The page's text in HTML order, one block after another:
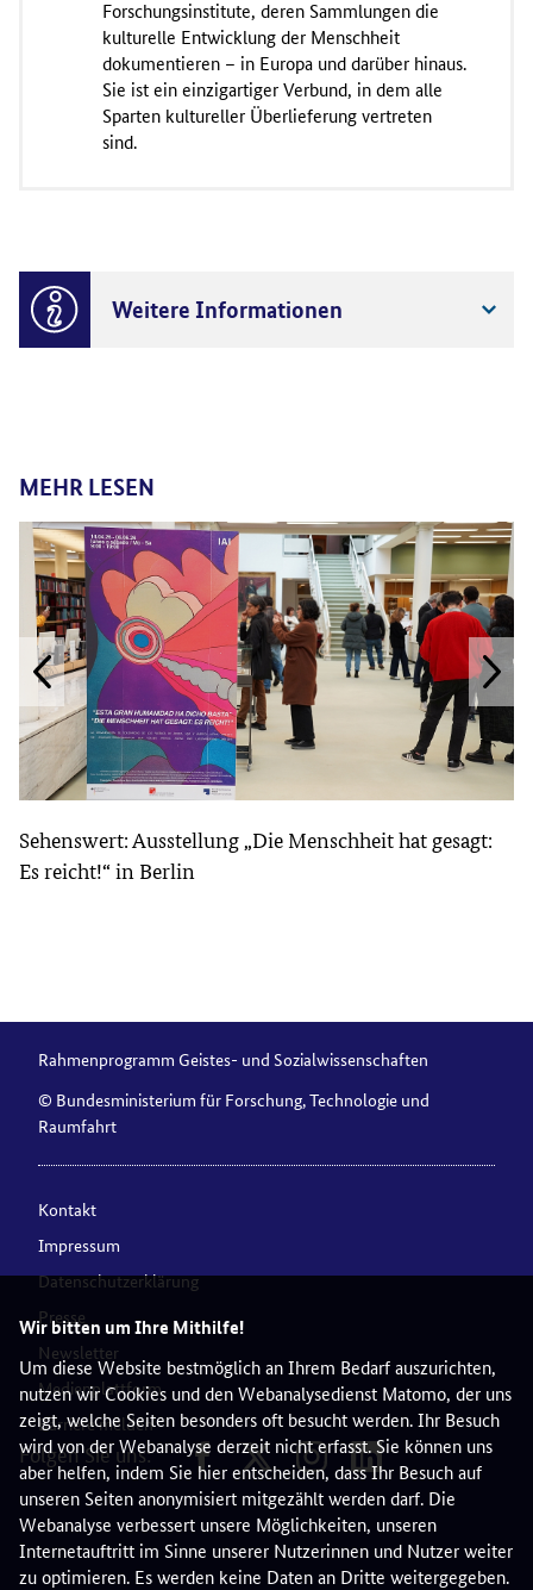
Wir bitten um Ihre Mithilfe!
Um diese Website bestmöglich an Ihrem Bedarf auszurichten,
nutzen wir Cookies und den Webanalysedienst Matomo, der uns
zeigt, welche Seiten besonders oft besucht werden. Ihr Besuch
wird von der Webanalyse derzeit nicht erfasst. Sie können uns
aber helfen, indem Sie hier entscheiden, dass Ihr Besuch auf
unseren Seiten anonymisiert mitgezählt werden darf. Die
Webanalyse verbessert unsere Möglichkeiten, unseren
Internetauftritt im Sinne unserer Nutzerinnen und Nutzer weiter
zu optimieren. Es werden keine Daten an Dritte weitergegeben.
Forschungsinstitute, deren Sammlungen die
kulturelle Entwicklung der Menschheit
dokumentieren – in Europa und darüber hinaus.
Sie ist ein einzigartiger Verbund, in dem alle
Sparten kultureller Überlieferung vertreten
sind.
Weitere Informationen
MEHR LESEN
Sehenswert: Ausstellung „Die Menschheit hat gesagt:
Es reicht!“ in Berlin
Rahmenprogramm Geistes- und Sozialwissenschaften
© Bundesministerium für Forschung, Technologie und
Raumfahrt
Kontakt
Impressum
Datenschutzerklärung
Presse
Newsletter
Medienplattform
Barriere melden
Folgen Sie uns: